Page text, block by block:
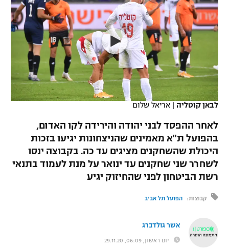
VOD
רץ ברשת
תוצאות
לוח שידורים
ברחבה
"מחצית בשכונה" – פודקאסט
נבחרת ישראל
מכבי חיפה
בית"ר ירושלים
מכבי תל אביב
הפועל תל אביב
הפועל חיפה
הפועל באר שבע
ליגה ספרדית
ליגה איטלקית
ליגה צרפתית
ליגה הולנדית
ליגה טורקית
ליגה סינית
ליגות נוספות
כדורסל נשים
מכבי תל אביב
הפועל חולון
הפועל ירושלים
דני אבדיה
יורוליג
יורוקאפ
טניס
כדוריד
כדורעף
שחייה
ג'ודו
אגרוף
ספורט אולימפי
UFC
היאבקות WWE
לבאן קוטליה | אריאל שלום
לאחר ההפסד לבני יהודה והירידה לקו האדום,
בהפועל ת"א מאמינים שהניצחונות יגיעו בזכות
היכולת שהשחקנים מציגים עד כה. בקבוצה ינסו
לשחרר שני שחקנים עד ינואר על מנת לעמוד בתנאי
רשת הביטחון לפני שהחיזוק יגיע
קבוצות: הפועל תל אביב
אשר גולדברג
יום ראשון, 06:09, 29.11.20